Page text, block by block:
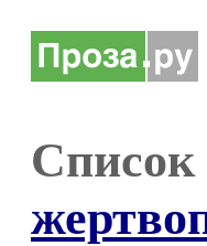
Список